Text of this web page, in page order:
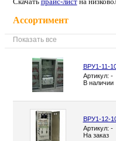
Ассортимент
Показать все
ВРУ1-11-
Артикул: -
В наличии
ВРУ1-12-
Артикул: -
На заказ